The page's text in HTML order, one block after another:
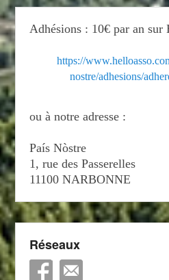
Adhésions : 10€ par an sur
https://
nostre/adhesions/
ou à notre adresse :
País Nòstre
1, rue des Passerelles
11100 NARBONNE
Réseaux